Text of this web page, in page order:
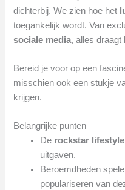
dichterbij. We zien hoe het
toegankelijk wordt. Van
sociale media, alles draagt
Bereid je voor op een
misschien ook een stukje
krijgen.
Belangrijke punten
De rockstar lifestyle
uitgaven.
Beroemdheden
populariseren van